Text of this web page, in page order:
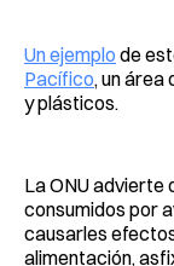
Un ejemplo de
Pacífico, un
y plásticos.
La ONU advierte
consumidos por
causarles
alimentación,